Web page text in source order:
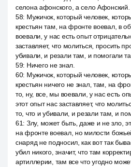
селона афонского, а село Афонский.
58: Мужичок, который человек,
крестьян там, на фронте воевал, в
воевали, у нас есть опыт
заставляет, что молиться, просить
убивали, и резали там, и помогали
59: Ничего не знал.
60: Мужичок, который человек,
крестьян ничего не знал, там, на
то, ну, все, мы воевали, у нас есть
этот опыт нас заставляет, что
то, что и убивали, и резали там, и
61: Злу, может быть, даже и не зло,
на фронте воевал, но милости
снаряд не подносил, как вот так
убил никого, значит, что там
артиллерии, там все что угодно